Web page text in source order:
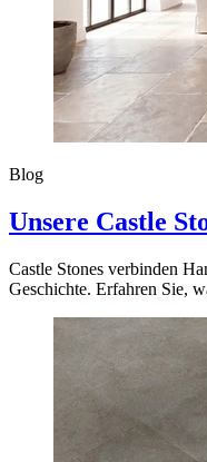
Blog
Unsere Castle
Castle Stones verbinden
Geschichte. Erfahren Sie,